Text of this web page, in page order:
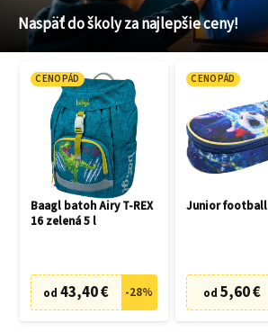
Naspäť do školy za najlepšie ceny!
CENOPÁD
Baagl batoh Airy T-REX
16 zelená 5 l
od 43,40 € -28%
CENOPÁD
Junior football
od 5,60 €